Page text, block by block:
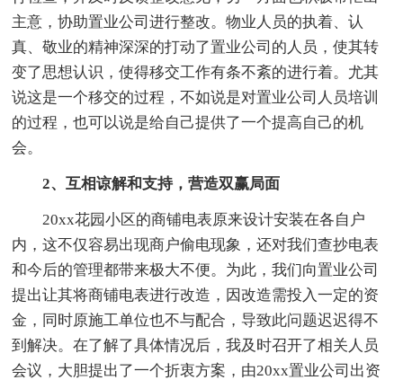
主意，协助置业公司进行整改。物业人员的执着、认
真、敬业的精神深深的打动了置业公司的人员，使其转
变了思想认识，使得移交工作有条不紊的进行着。尤其
说这是一个移交的过程，不如说是对置业公司人员培训
的过程，也可以说是给自己提供了一个提高自己的机
会。
2、互相谅解和支持，营造双赢局面
20xx花园小区的商铺电表原来设计安装在各自户
内，这不仅容易出现商户偷电现象，还对我们查抄电表
和今后的管理都带来极大不便。为此，我们向置业公司
提出让其将商铺电表进行改造，因改造需投入一定的资
金，同时原施工单位也不与配合，导致此问题迟迟得不
到解决。在了解了具体情况后，我及时召开了相关人员
会议，大胆提出了一个折衷方案，由20xx置业公司出资